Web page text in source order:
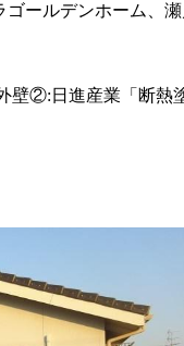
ールデンホーム、瀬
②:日進産業「断熱